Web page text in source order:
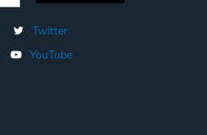
Twitter
YouTube